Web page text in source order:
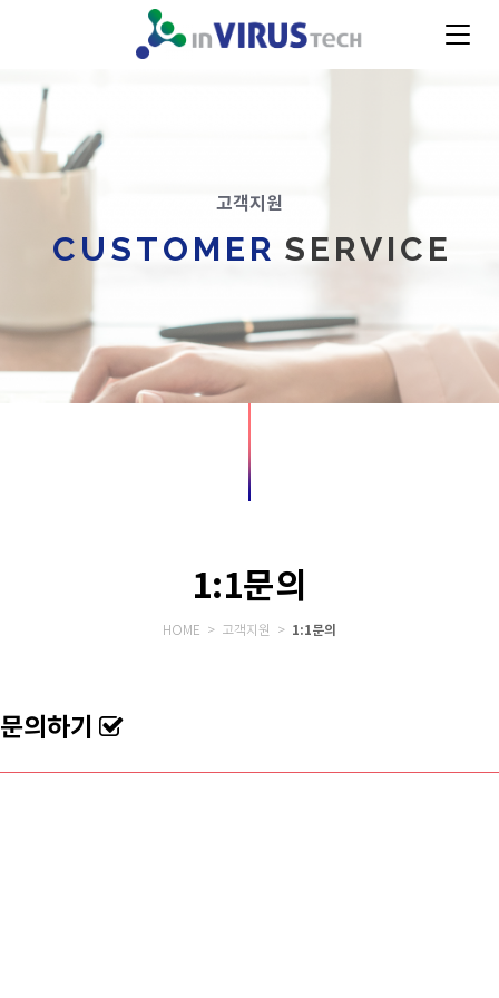
고객지원
CUSTOMERSERVICE
1:1문의
HOME > 고객지원 > 1:1문의
문의하기